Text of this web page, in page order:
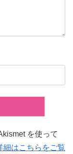
を使って
細はこちらをご覧